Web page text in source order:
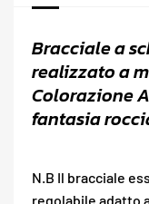
Bracciale a
realizzato a
Colorazione
fantasia
N.B Il bracciale
regolabile adatto